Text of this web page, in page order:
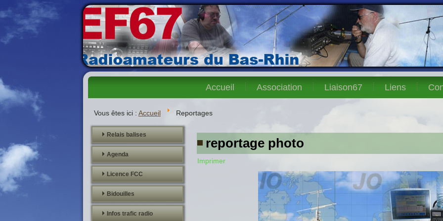
Accueil Association Liaison67 Liens
Vous êtes ici : Accueil Reportages
Relais balises
Agenda
Licence FCC
Bidouilles
Infos trafic radio
reportage photo
Imprimer